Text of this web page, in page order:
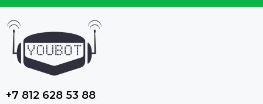
+7 812 628 53 88